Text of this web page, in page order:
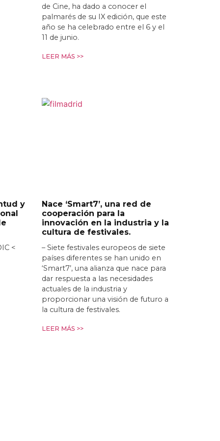
de Cine, ha dado a conocer el
palmarés de su IX edición, que este
año se ha celebrado entre el 6 y el
11 de junio.
LEER MÁS >>
y
<
Nace ‘Smart7’, una red de
cooperación para la
innovación en la industria y la
cultura de festivales.
– Siete festivales europeos de siete
países diferentes se han unido en
‘Smart7’, una alianza que nace para
dar respuesta a las necesidades
actuales de la industria y
proporcionar una visión de futuro a
la cultura de festivales.
LEER MÁS >>